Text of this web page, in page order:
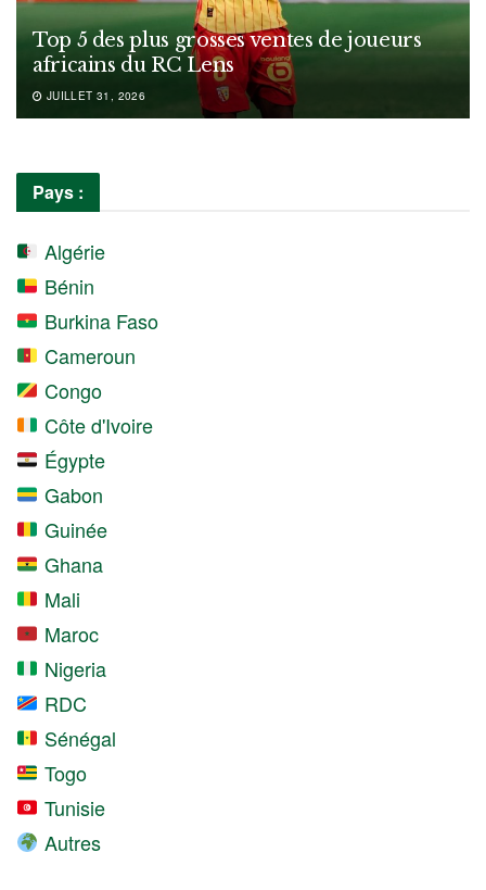
Top 5 des plus grosses ventes de joueurs
africains du RC Lens
JUILLET 31, 2026
Pays :
Algérie
Bénin
Burkina Faso
Cameroun
Congo
Côte d'Ivoire
Égypte
Gabon
Guinée
Ghana
Mali
Maroc
Nigeria
RDC
Sénégal
Togo
Tunisie
Autres